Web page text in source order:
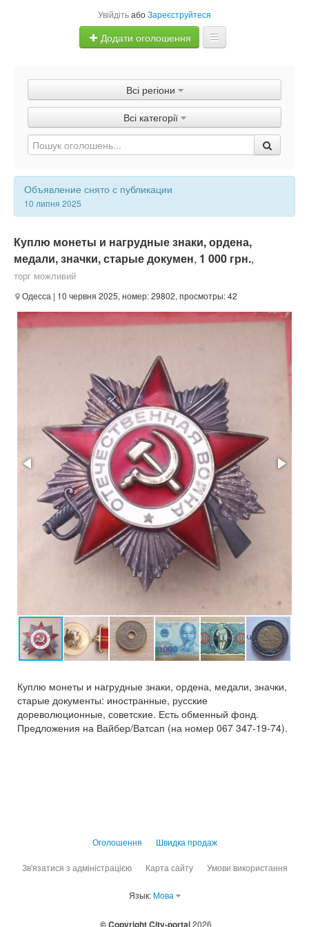
УвійдітьабоЗареєструйтеся
Додати оголошення
Оголошення
Швидка продаж
Всі регіони
Всі категорії
Объявление снято с публикации
10 липня 2025
Куплю монеты и нагрудные знаки, ордена,
медали, значки, старые докумен, 1 000 грн.,
торг можливий
Одесса | 10 червня 2025, номер: 29802, просмотры: 42
Куплю монеты и нагрудные знаки, ордена, медали, значки,
старые документы: иностранные, русские
дореволюционные, советские. Есть обменный фонд.
Предложения на Вайбер/Ватсап (на номер 067 347-19-74).
Оголошення Швидка продаж
Зв'язатися з адміністрацією Карта сайту Умови використання
Язык: Мова
© Copyright City-portal2026